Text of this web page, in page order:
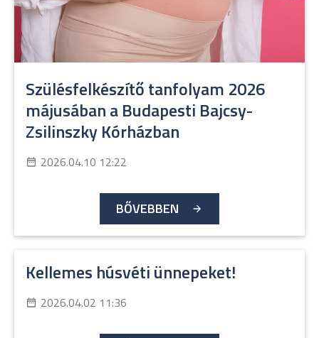
Szülésfelkészítő tanfolyam 2026
májusában a Budapesti Bajcsy-
Zsilinszky Kórházban
2026.04.10 12:22
BŐVEBBEN
Kellemes húsvéti ünnepeket!
2026.04.02 11:36